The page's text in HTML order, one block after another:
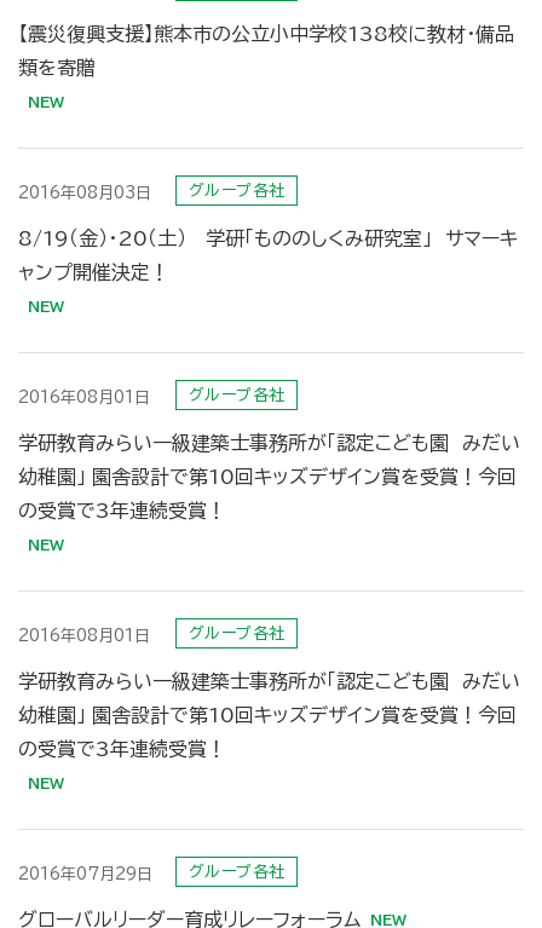
【震災復興支援】熊本市の公立小中学校138校に教材・備品
類を寄贈
2016年08月03日 グループ各社
8/19（金）･20（土） 学研「もののしくみ研究室」 サマーキ
ャンプ開催決定！
2016年08月01日 グループ各社
学研教育みらい一級建築士事務所が「認定こども園 みだい
幼稚園」 園舎設計で第10回キッズデザイン賞を受賞！今回
の受賞で3年連続受賞！
2016年08月01日 グループ各社
学研教育みらい一級建築士事務所が「認定こども園 みだい
幼稚園」 園舎設計で第10回キッズデザイン賞を受賞！今回
の受賞で3年連続受賞！
2016年07月29日 グループ各社
グローバルリーダー育成リレーフォーラム